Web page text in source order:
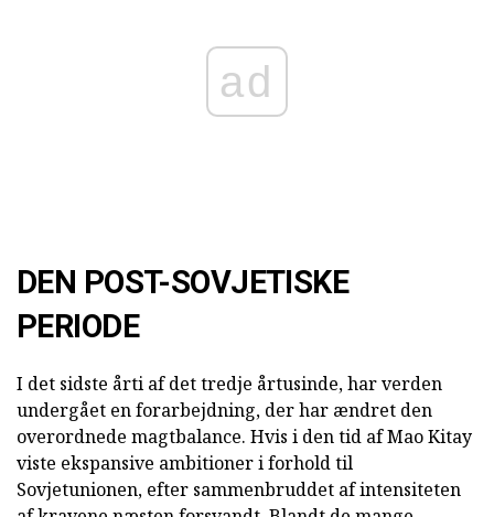
ad
DEN POST-SOVJETISKE
PERIODE
I det sidste årti af det tredje årtusinde, har verden
undergået en forarbejdning, der har ændret den
overordnede magtbalance. Hvis i den tid af Mao Kitay
viste ekspansive ambitioner i forhold til
Sovjetunionen, efter sammenbruddet af intensiteten